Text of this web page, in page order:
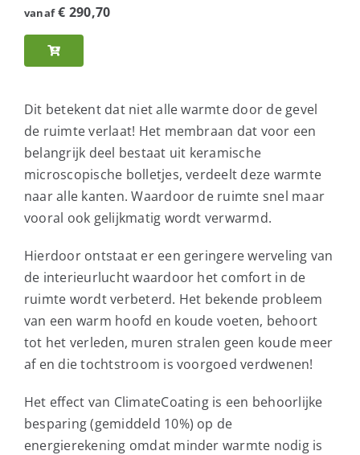
vanaf € 290,70
Dit betekent dat niet alle warmte door de gevel
de ruimte verlaat! Het membraan dat voor een
belangrijk deel bestaat uit keramische
microscopische bolletjes, verdeelt deze warmte
naar alle kanten. Waardoor de ruimte snel maar
vooral ook gelijkmatig wordt verwarmd.
Hierdoor ontstaat er een geringere werveling van
de interieurlucht waardoor het comfort in de
ruimte wordt verbeterd. Het bekende probleem
van een warm hoofd en koude voeten, behoort
tot het verleden, muren stralen geen koude meer
af en die tochtstroom is voorgoed verdwenen!
Het effect van ClimateCoating is een behoorlijke
besparing (gemiddeld 10%) op de
energierekening omdat minder warmte nodig is